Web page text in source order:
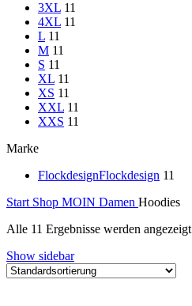
3XL 11
4XL 11
L 11
M 11
S 11
XL 11
XS 11
XXL 11
XXS 11
Marke
FlockdesignFlockdesign 11
Start Shop MOIN Damen Hoodies
Alle 11 Ergebnisse werden angezeigt
Show sidebar